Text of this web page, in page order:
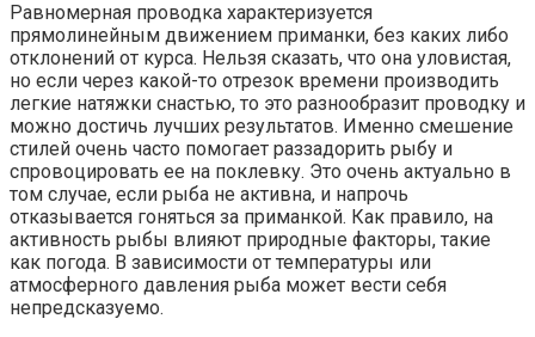
Равномерная проводка характеризуется
прямолинейным движением приманки, без каких либо
отклонений от курса. Нельзя сказать, что она уловистая,
но если через какой-то отрезок времени производить
легкие натяжки снастью, то это разнообразит проводку и
можно достичь лучших результатов. Именно смешение
стилей очень часто помогает раззадорить рыбу и
спровоцировать ее на поклевку. Это очень актуально в
том случае, если рыба не активна, и напрочь
отказывается гоняться за приманкой. Как правило, на
активность рыбы влияют природные факторы, такие
как погода. В зависимости от температуры или
атмосферного давления рыба может вести себя
непредсказуемо.